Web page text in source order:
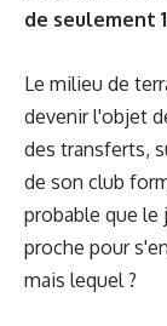
de seulement
Le milieu de
devenir l'objet
des transferts,
de son club
probable que le
proche pour
mais lequel ?